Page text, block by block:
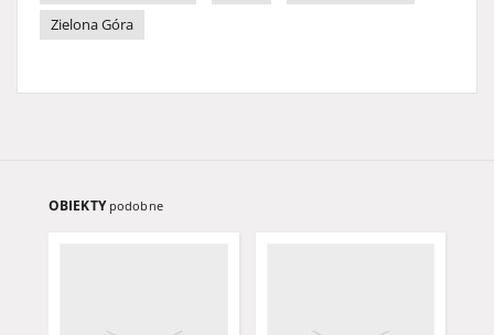
Zielona Góra
OBIEKTY podobne